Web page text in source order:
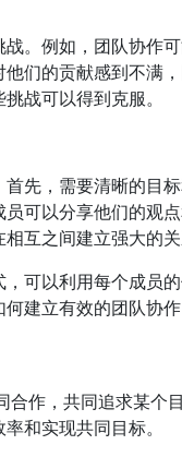
。例如，团队协作
们的贡献感到不满
战可以得到克服。
先，需要清晰的目
可以分享他们的观
互之间建立强大的
可以利用每个成员
建立有效的团队协
合作，共同追求某个
和实现共同目标。